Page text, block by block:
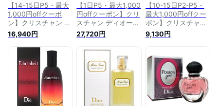
【14-15日P5・最大
1,000円offクーポ
ン】クリスチャン デ
ィオール Dior オーソ
バージュ EDT SP
100ml【送料無料】
【当日発送_お休み
中】【香水 メンズ】
【人気 ブランド ギ
フト 誕生日 プレゼ
ント】
16,940円
【1日P5・最大1,000
円offクーポン】クリ
スチャン ディオール
Dior アディクト オー
フレッシュ EDT SP
100ml ［アディクト
2］ 【当日発送_お休
み中】【人気 ブラン
ド ギフト 誕生日 プ
27,720円
【10-15日P2-P5・
最大1,000円offクー
ポン】クリスチャン
ディオール Dior ディ
オール ディオール
SP 50ml【パッケー
ジデザイン混在】
【当日発送_お休み
中】【香水 メンズ】
【人気 ブランド ギ
フト 誕生日 プレゼ
9,130円